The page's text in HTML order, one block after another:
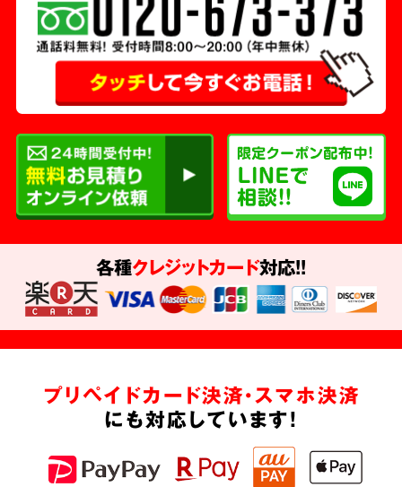
各種クレジットカード対応!!
プリペイドカード決済・スマホ決済
にも対応しています!